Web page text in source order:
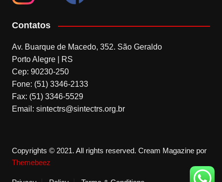
Contatos
Av. Buarque de Macedo, 352. São Geraldo
Porto Alegre | RS
Cep: 90230-250
Fone: (51) 3346-2133
Fax: (51) 3346-5529
Email: sintectrs@sintectrs.org.br
Copyrights © 2021. All rights reserved. Cream Magazine por
Themebeez